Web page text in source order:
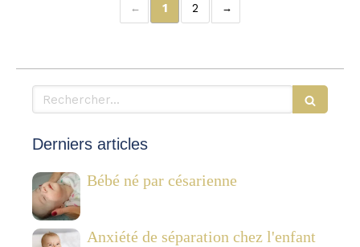
1 2
Rechercher
Derniers articles
Bébé né par césarienne
Anxiété de séparation chez l'enfant